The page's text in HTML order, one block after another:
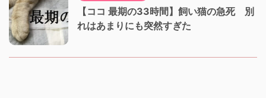
【ココ 最期の33時間】飼い猫の急死 別
れはあまりにも突然すぎた